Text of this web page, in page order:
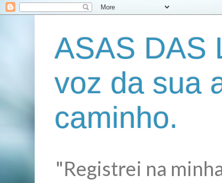
ASAS DAS
voz da sua
caminho.
"Registrei na